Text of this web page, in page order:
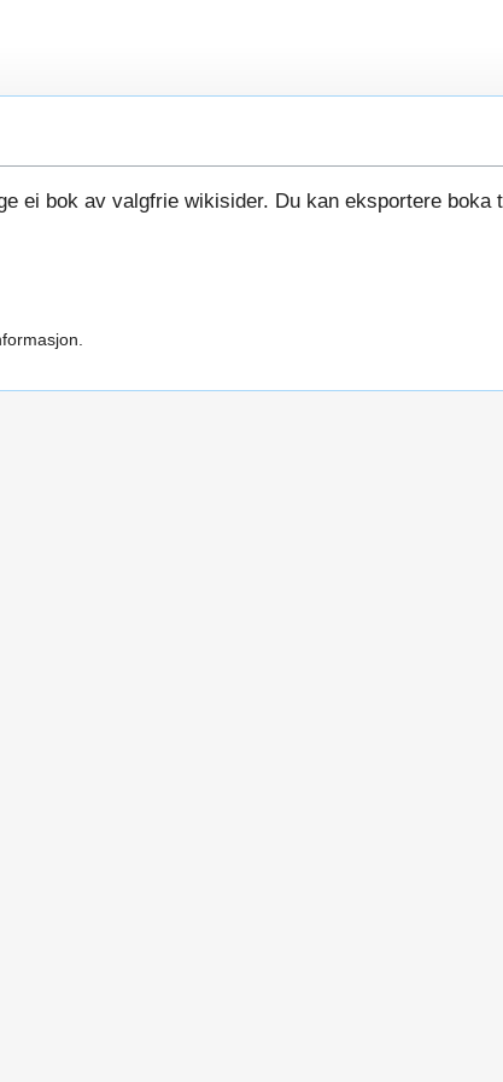
ei bok av valgfrie wikisider. Du kan eksportere